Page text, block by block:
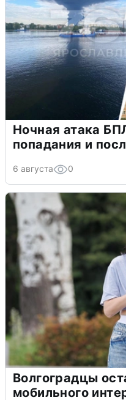
Ночная атака
попадания и
6 августа 0
Волгоградцы
мобильного